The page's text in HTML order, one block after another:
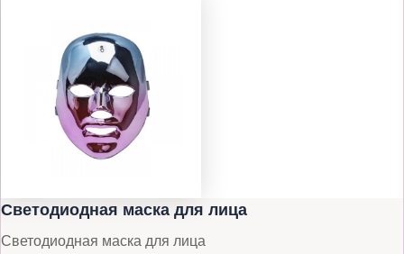
Светодиодная маска для лица
Светодиодная маска для лица